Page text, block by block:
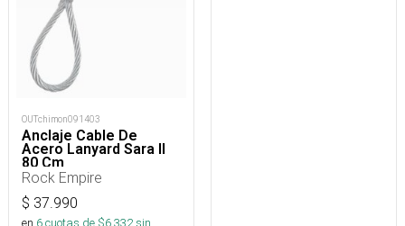
OUTchimon091403
Anclaje Cable De
Acero Lanyard Sara II
80 Cm
Rock Empire
$ 37.990
en 6cuotas de $6.332sin